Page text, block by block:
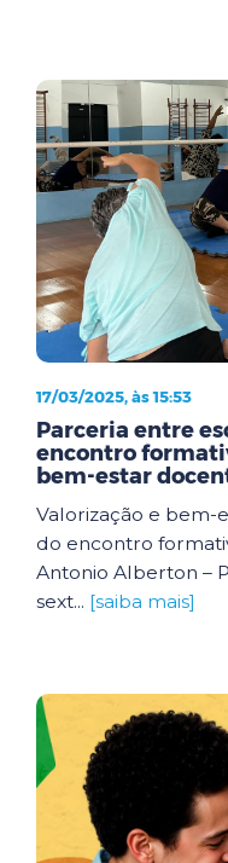
17/03/2025, às 15:53
Parceria entre
encontro
bem-estar
Valorização e bem-
do encontro
Antonio Alberton –
sext... [saiba mais]